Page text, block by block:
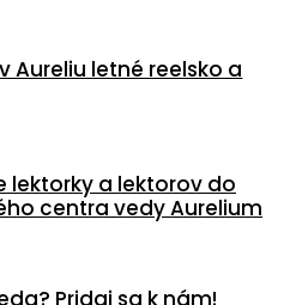
Aureliu letné reelsko a
lektorky a lektorov do
centra vedy Aurelium
Pridaj sa k nám!